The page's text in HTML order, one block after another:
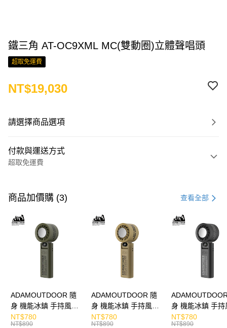
鐵三角 AT-OC9XML MC(雙動圈)立體聲唱頭
超取免運費
NT$19,030
請選擇商品選項
付款與運送方式
超取免運費
信用卡一次付款
LINE Pay
Apple Pay
運送方式
商品加價購 (3) 查看全部
ADAMOUTDOOR 隨
身 機能冰鎮 手持風扇
掛繩
NT$780
NT$890
ADAMOUTDOOR 隨
身 機能冰鎮 手持風扇
掛繩
NT$780
NT$890
身 機能冰鎮 手持
掛繩
NT$780
NT$890